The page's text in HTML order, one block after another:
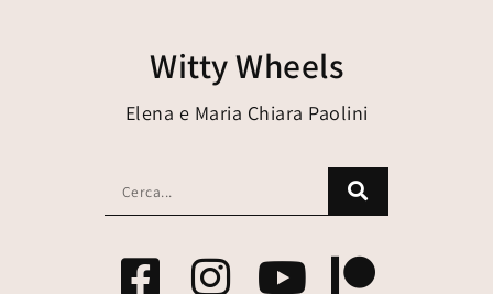
Witty Wheels
Elena e Maria Chiara Paolini